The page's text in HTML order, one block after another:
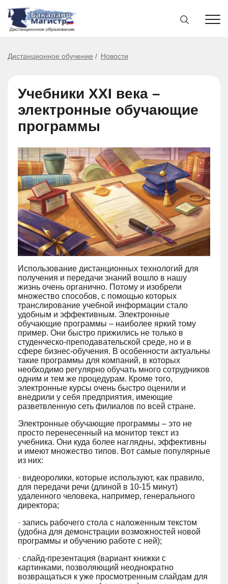
Дистанционное обучение Новости
Учебники XXI века –
электронные обучающие
программы
Использование дистанционных технологий для
получения и передачи знаний вошло в нашу
жизнь очень органично. Потому и изобрели
множество способов, с помощью которых
транслирование учебной информации стало
удобным и эффективным. Электронные
обучающие программы – наиболее яркий тому
пример. Они быстро прижились не только в
студенческо-преподавательской среде, но и в
сфере бизнес-обучения. В особенности актуальны
такие программы для компаний, в которых
необходимо регулярно обучать много сотрудников
одним и тем же процедурам. Кроме того,
электронные курсы очень быстро оценили и
внедрили у себя предприятия, имеющие
разветвленную сеть филиалов по всей стране.
Электронные обучающие программы – это не
просто перенесенный на монитор текст из
учебника. Они куда более наглядны, эффективны
и имеют множество типов. Вот самые популярные
из них:
· видеоролики, которые используют, как правило,
для передачи речи (длиной в 10-15 минут)
удаленного человека, например, генерального
директора;
· запись рабочего стола с наложенным текстом
(удобна для демонстрации возможностей новой
программы и обучению работе с ней);
· слайд-презентация (вариант книжки с
картинками, позволяющий неоднократно
возвращаться к уже просмотренным слайдам для